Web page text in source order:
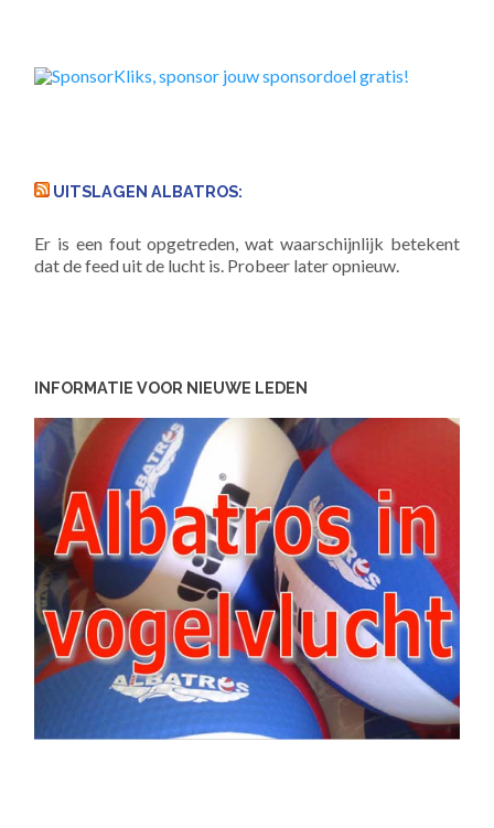
UITSLAGEN ALBATROS:
Er is een fout opgetreden, wat waarschijnlijk betekent
dat de feed uit de lucht is. Probeer later opnieuw.
INFORMATIE VOOR NIEUWE LEDEN